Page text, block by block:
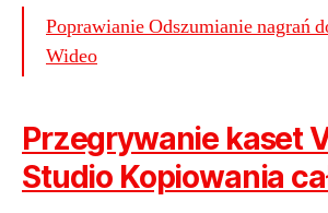
Poprawianie Odszumianie nagrań
Wideo
Przegrywanie kaset
Studio Kopiowania